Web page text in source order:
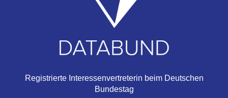
Registrierte Interessenvertreterin beim Deutschen
Bundestag